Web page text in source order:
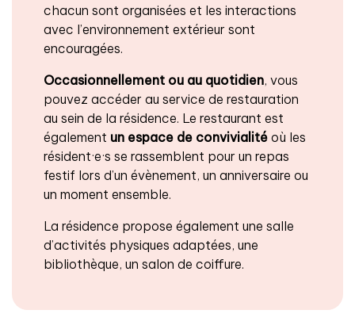
chacun sont organisées et les interactions
avec l’environnement extérieur sont
encouragées.
Occasionnellement ou au quotidien, vous
pouvez accéder au service de restauration
au sein de la résidence. Le restaurant est
également un espace de convivialité où les
résident·e·s se rassemblent pour un repas
festif lors d’un évènement, un anniversaire ou
un moment ensemble.
La résidence propose également une salle
d’activités physiques adaptées, une
bibliothèque, un salon de coiffure.